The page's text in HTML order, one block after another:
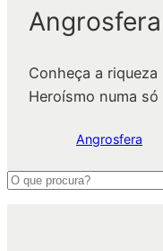
Angrosfera
Conheça a
Heroísmo numa
Angrosfera
P